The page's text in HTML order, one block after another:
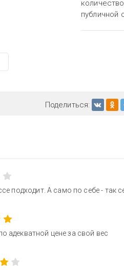
публичной
Поделиться:
подходит. А само по себе - так
адекватной цене за свой вес